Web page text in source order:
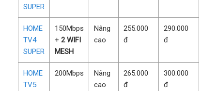
SUPER
HOME
TV4
SUPER
150Mbps
+ 2 WIFI
MESH
Nâng
cao
255.000
đ
290.000
đ
HOME
TV5
200Mbps
Nâng
cao
265.000
đ
300.000
đ